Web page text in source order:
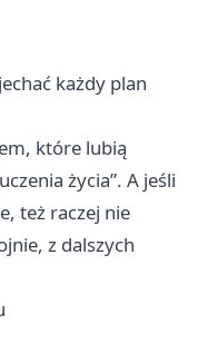
każdy plan
które lubią
życia”. A jeśli
też raczej nie
z dalszych